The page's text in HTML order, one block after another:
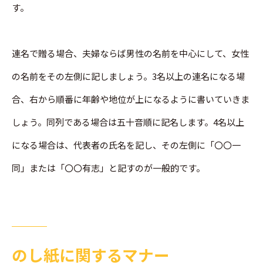
す。
連名で贈る場合、夫婦ならば男性の名前を中心にして、女性
の名前をその左側に記しましょう。3名以上の連名になる場
合、右から順番に年齢や地位が上になるように書いていきま
しょう。同列である場合は五十音順に記名します。4名以上
になる場合は、代表者の氏名を記し、その左側に「〇〇一
同」または「〇〇有志」と記すのが一般的です。
のし紙に関するマナー